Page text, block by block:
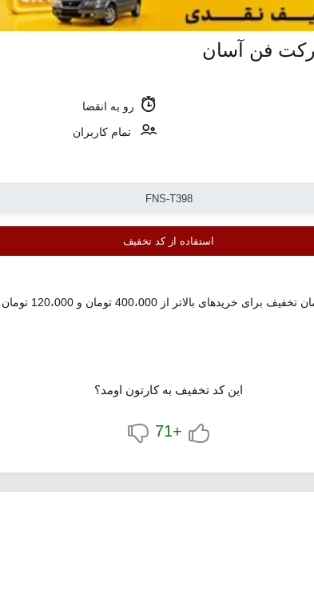
رو به انقضا
تمام کاربران
استفاده از کد تخفیف
این کد تخفیف به کارتون اومد؟
+71